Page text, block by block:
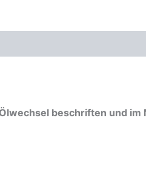
beschriften und im